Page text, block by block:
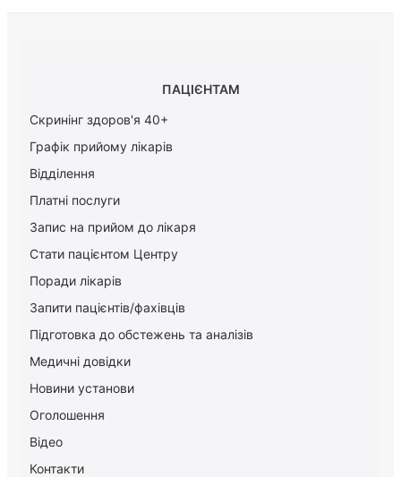
ПАЦІЄНТАМ
Скринінг здоров'я 40+
Графік прийому лікарів
Відділення
Платні послуги
Запис на прийом до лікаря
Стати пацієнтом Центру
Поради лікарів
Запити пацієнтів/фахівців
Підготовка до обстежень та аналізів
Медичні довідки
Новини установи
Оголошення
Відео
Контакти